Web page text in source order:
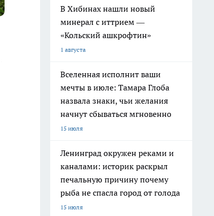
В Хибинах нашли новый
минерал с иттрием —
«Кольский ашкрофтин»
1 августа
Вселенная исполнит ваши
мечты в июле: Тамара Глоба
назвала знаки, чьи желания
начнут сбываться мгновенно
15 июля
Ленинград окружен реками и
каналами: историк раскрыл
печальную причину почему
рыба не спасла город от голода
15 июля